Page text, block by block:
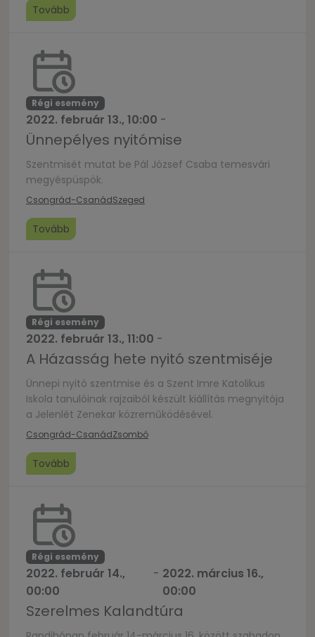
Tovább
Régi esemény
2022. február 13., 10:00 -
Ünnepélyes nyitómise
Szentmisét mutat be Pál József Csaba temesvári
megyéspüspök.
Csongrád-CsanádSzeged
Tovább
Régi esemény
2022. február 13., 11:00 -
A Házasság hete nyitó szentmiséje
Ünnepi nyitó szentmise és a Szent Imre Katolikus
Iskola tanulóinak rajzaiból készült kiállítás megnyitója
a Jelenlét Zenekar közreműködésével.
Csongrád-CsanádZsombó
Tovább
Régi esemény
2022. február 14.,
00:00
- 2022. március 16.,
00:00
Szerelmes Kalandtúra